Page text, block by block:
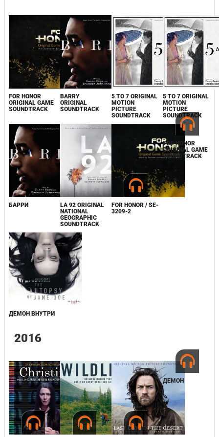
FOR HONOR
ORIGINAL GAME
SOUNDTRACK
BARRY
ORIGINAL
SOUNDTRACK
5 TO 7 ORIGINAL
MOTION
PICTURE
SOUNDTRACK
5 TO 7 ORIGINAL
MOTION
PICTURE
SOUNDTRACK
БАРРИ
LA 92 ORIGINAL
NATIONAL
GEOGRAPHIC
SOUNDTRACK
FOR HONOR / SE-
3209-2
ДЕМОН ВНУТРИ
2016